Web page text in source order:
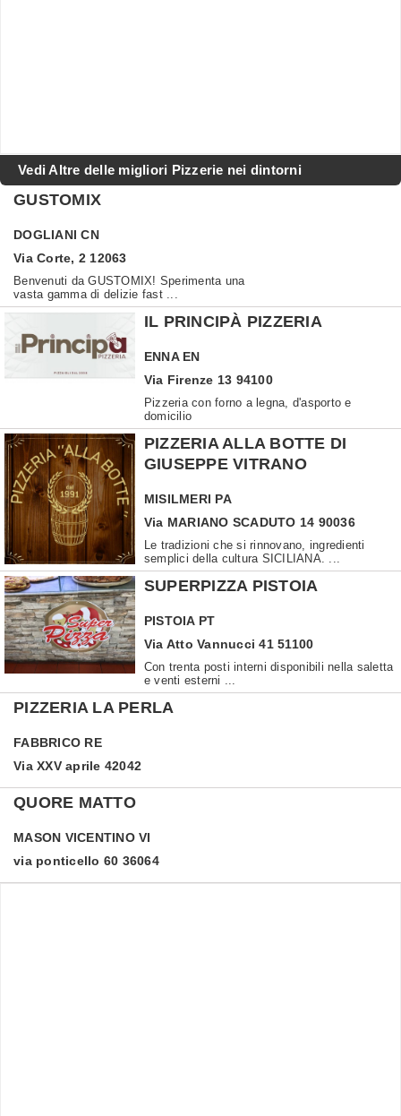
Vedi Altre delle migliori Pizzerie nei dintorni
GUSTOMIX
DOGLIANI CN
Via Corte, 2 12063
Benvenuti da GUSTOMIX! Sperimenta una
vasta gamma di delizie fast ...
IL PRINCIPÀ PIZZERIA
ENNA EN
Via Firenze 13 94100
Pizzeria con forno a legna, d'asporto e
domicilio
PIZZERIA ALLA BOTTE DI
GIUSEPPE VITRANO
MISILMERI PA
Via MARIANO SCADUTO 14 90036
Le tradizioni che si rinnovano, ingredienti
semplici della cultura SICILIANA. ...
SUPERPIZZA PISTOIA
PISTOIA PT
Via Atto Vannucci 41 51100
Con trenta posti interni disponibili nella saletta
e venti esterni ...
PIZZERIA LA PERLA
FABBRICO RE
Via XXV aprile 42042
QUORE MATTO
MASON VICENTINO VI
via ponticello 60 36064